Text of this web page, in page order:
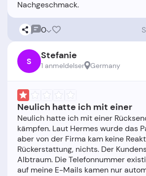
0
S Stefanie
1 anmeldelser Germany
Neulich hatte ich mit einer
Neulich hatte ich mit einer
kämpfen. Laut Hermes wurde das
aber von der Firma kam keine
Rückerstattung, nichts. Der
Albtraum. Die Telefonnummer
auf meine E-Mails kamen nur